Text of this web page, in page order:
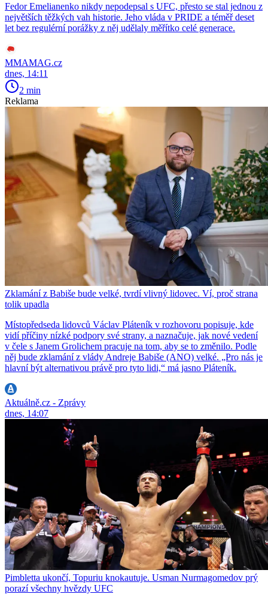
Fedor Emelianenko nikdy nepodepsal s UFC, přesto se stal jednou z
největších těžkých vah historie. Jeho vláda v PRIDE a téměř deset
let bez regulérní porážky z něj udělaly měřítko celé generace.
MMAMAG.cz
dnes, 14:11
2 min
Reklama
Zklamání z Babiše bude velké, tvrdí vlivný lidovec. Ví, proč strana
tolik upadla
Místopředseda lidovců Václav Pláteník v rozhovoru popisuje, kde
vidí příčiny nízké podpory své strany, a naznačuje, jak nové vedení
v čele s Janem Grolichem pracuje na tom, aby se to změnilo. Podle
něj bude zklamání z vlády Andreje Babiše (ANO) velké. „Pro nás je
hlavní být alternativou právě pro tyto lidi,“ má jasno Pláteník.
Aktuálně.cz - Zprávy
dnes, 14:07
Pimbletta ukončí, Topuriu knokautuje. Usman Nurmagomedov prý
porazí všechny hvězdy UFC